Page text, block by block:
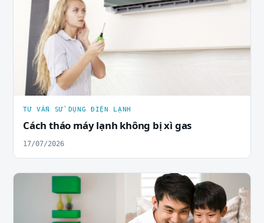
TƯ VẤN SỬ DỤNG ĐIỆN LẠNH
Cách tháo máy lạnh không bị xì gas
17/07/2026